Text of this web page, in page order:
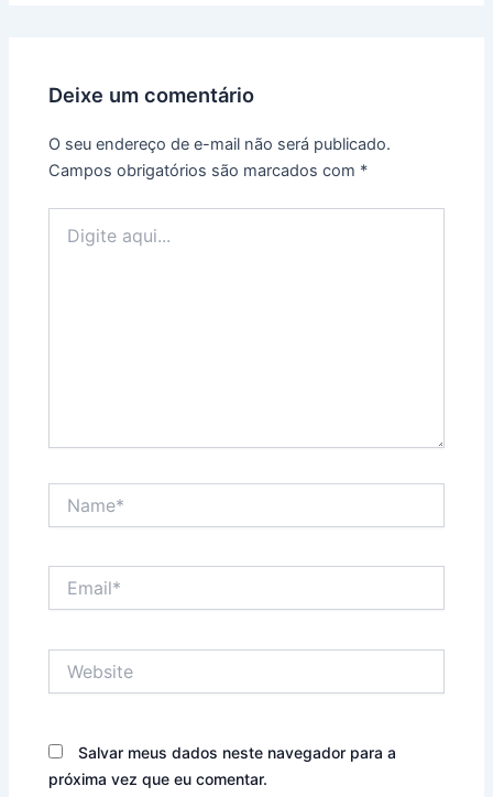
Deixe um comentário
O seu endereço de e-mail não será publicado.
Campos obrigatórios são marcados com *
aqui...
Salvar meus dados neste navegador para a
próxima vez que eu comentar.